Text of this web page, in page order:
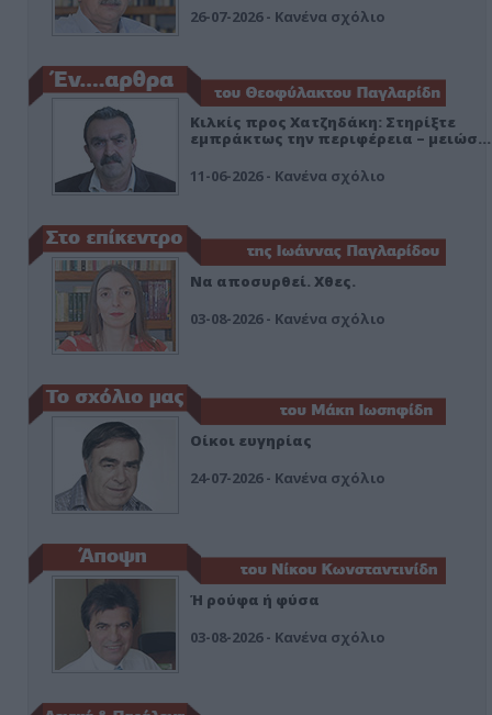
26-07-2026 - Κανένα σχόλιο
Κιλκίς προς Χατζηδάκη: Στηρίξτε
εμπράκτως την περιφέρεια – μειώσ…
11-06-2026 - Κανένα σχόλιο
Να αποσυρθεί. Χθες.
03-08-2026 - Κανένα σχόλιο
Οίκοι ευγηρίας
24-07-2026 - Κανένα σχόλιο
Ή ρούφα ή φύσα
03-08-2026 - Κανένα σχόλιο